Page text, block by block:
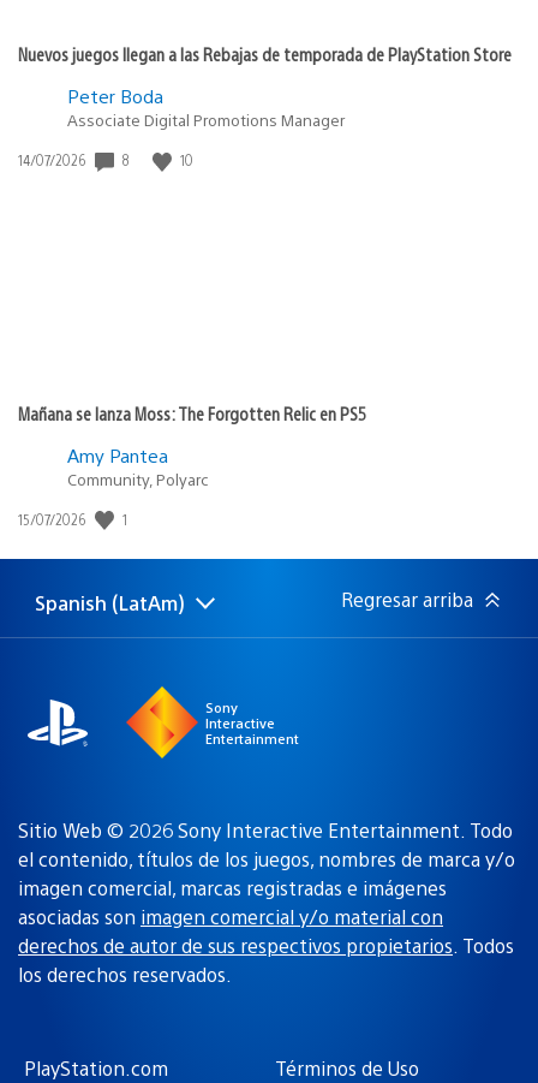
Nuevos juegos llegan a las Rebajas de temporada de PlayStation Store
Peter Boda
Associate Digital Promotions Manager
Fecha
14/07/2026 8 10
Mañana se lanza Moss: The Forgotten Relic en PS5
Amy Pantea
Community, Polyarc
Fecha
publicación:
15/07/2026 1
Elige
una
Región
actual:
Spanish (LatAm) Regresar arriba
Sony
Interactive
Entertainment
Sitio Web © 2026 Sony Interactive Entertainment. Todo
el contenido, títulos de los juegos, nombres de marca y/o
imagen comercial, marcas registradas e imágenes
asociadas son imagen comercial y/o material con
derechos de autor de sus respectivos propietarios. Todos
los derechos reservados.
PlayStation.com Términos de Uso